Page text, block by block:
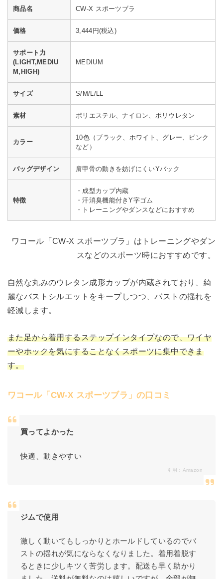
商品名 CW-X スポーツブラ
価格 3,444円(税込)
サポート力
(LIGHT,MEDIU
M,HIGH)
MEDIUM
サイズ S/M/L/LL
素材 ポリエステル、ナイロン、ポリウレタン
カラー
10色（ブラック、ホワイト、グレー、ピンク
など）
バッグデザイン 肩甲骨の動きを妨げにくいYバック
特徴
・成型カップ内蔵
・汗消臭機能付きY字ゴム
・トレーニングやダンスなどにおすすめ
ワコール「CW-X スポーツブラ」はトレーニングやダン
スなどのスポーツ時におすすめです。
自然な丸みのウレタン成形カップが内蔵されており、綺
麗なバストシルエットをキープしつつ、バストの揺れを
軽減します。
また足から着用するステップインタイプなので、ワイヤ
ーやホックを気にすることなくスポーツに集中できま
す。
ワコール「CW-X スポーツブラ」の口コミ
買ってよかった
快適、動きやすい
引用： Amazon
ジムで使用
激しく動いてもしっかりとホールドしているのでバ
ストの揺れが気にならなくなりました。着用着脱す
るときに少しキツく苦労します。配送も早く助かり